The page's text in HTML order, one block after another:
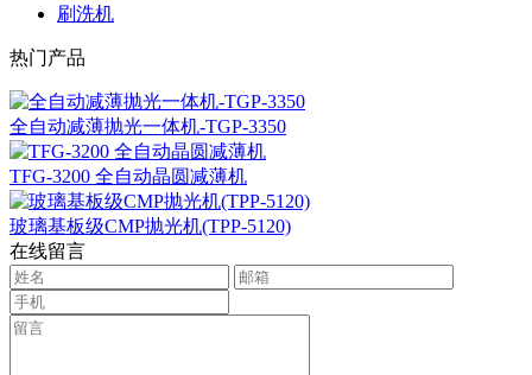
刷洗机
热门产品
全自动减薄抛光一体机-TGP-3350
TFG-3200 全自动晶圆减薄机
玻璃基板级CMP抛光机(TPP-5120)
在线留言